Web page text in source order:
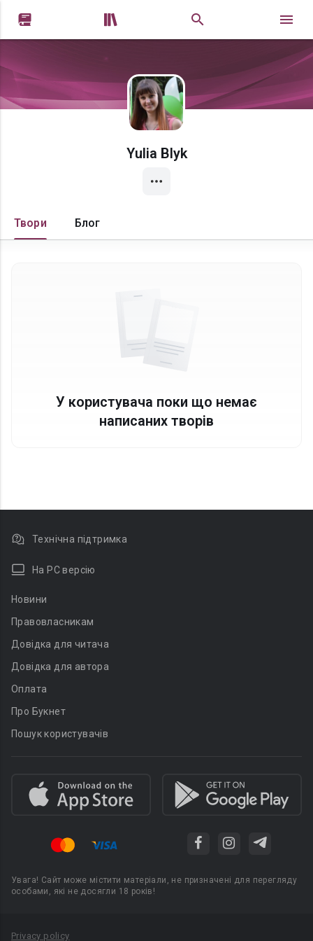
 
Yulia Blyk
Твори Блог
У користувача поки що немає
написаних творів
Технічна підтримка
На PC версію
Новини
Правовласникам
Довідка для читача
Довідка для автора
Оплата
Про Букнет
Пошук користувачів
Увага! Сайт може містити матеріали, не призначені для перегляду
особами, які не досягли 18 років!
Privacy policy